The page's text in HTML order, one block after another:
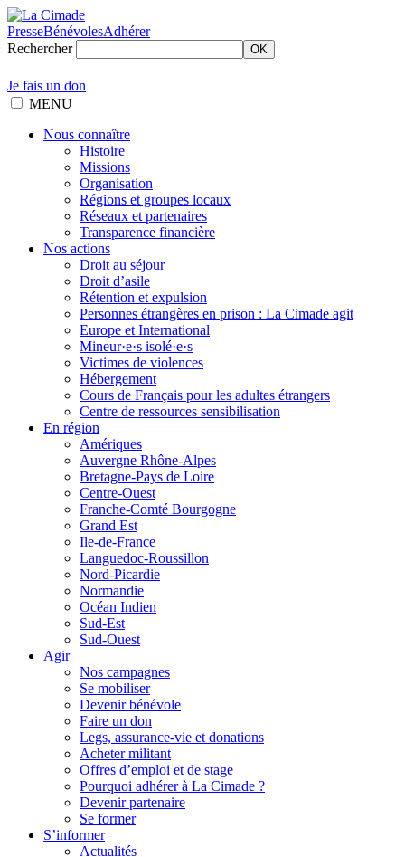
PresseBénévolesAdhérer
Rechercher
OK
Je fais un don
MENU
Nous connaître
Histoire
Missions
Organisation
Régions et groupes locaux
Réseaux et partenaires
Transparence financière
Nos actions
Droit au séjour
Droit d’asile
Rétention et expulsion
Personnes étrangères en prison : La Cimade agit
Europe et International
Mineur·e·s isolé·e·s
Victimes de violences
Hébergement
Cours de Français pour les adultes étrangers
Centre de ressources sensibilisation
En région
Amériques
Auvergne Rhône-Alpes
Bretagne-Pays de Loire
Centre-Ouest
Franche-Comté Bourgogne
Grand Est
Ile-de-France
Languedoc-Roussillon
Nord-Picardie
Normandie
Océan Indien
Sud-Est
Sud-Ouest
Agir
Nos campagnes
Se mobiliser
Devenir bénévole
Faire un don
Legs, assurance-vie et donations
Acheter militant
Offres d’emploi et de stage
Pourquoi adhérer à La Cimade ?
Devenir partenaire
Se former
S’informer
Actualités